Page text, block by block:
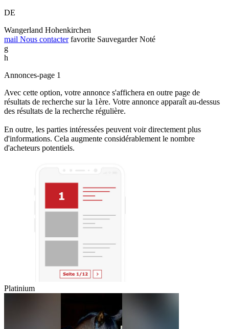
DE
Wangerland Hohenkirchen
mail Nous contacter favorite Sauvegarder Noté
g
h
Annonces-page 1
Avec cette option, votre annonce s'affichera en outre page de
résultats de recherche sur la 1ère. Votre annonce apparaît au-dessus
des résultats de la recherche régulière.
En outre, les parties intéressées peuvent voir directement plus
d'informations. Cela augmente considérablement le nombre
d'acheteurs potentiels.
Platinium